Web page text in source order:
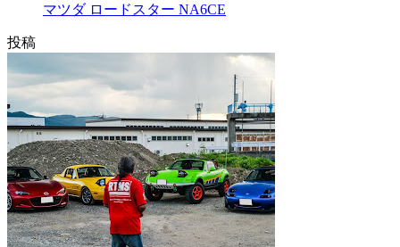
マツダ ロードスター NA6CE
投稿